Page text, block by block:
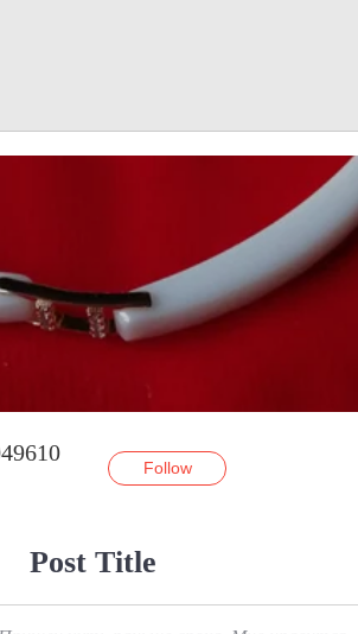
Follow
Post Title